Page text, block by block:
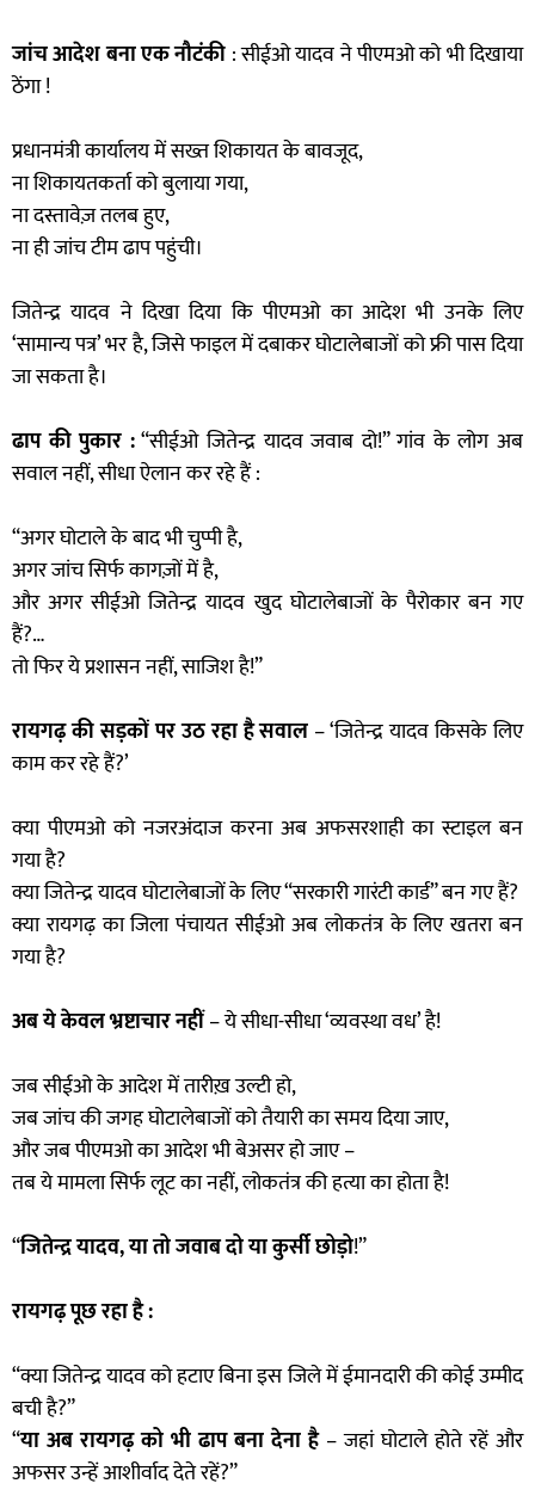
जांच आदेश बना एक नौटंकी : सीईओ यादव ने पीएमओ को भी दिखाया
ठेंगा !
प्रधानमंत्री कार्यालय में सख्त शिकायत के बावजूद,
ना शिकायतकर्ता को बुलाया गया,
ना दस्तावेज़ तलब हुए,
ना ही जांच टीम ढाप पहुंची।
जितेन्द्र यादव ने दिखा दिया कि पीएमओ का आदेश भी उनके लिए
‘सामान्य पत्र’ भर है, जिसे फाइल में दबाकर घोटालेबाजों को फ्री पास दिया
जा सकता है।
ढाप की पुकार :“सीईओ जितेन्द्र यादव जवाब दो!” गांव के लोग अब
सवाल नहीं, सीधा ऐलान कर रहे हैं :
“अगर घोटाले के बाद भी चुप्पी है,
अगर जांच सिर्फ कागज़ों में है,
और अगर सीईओ जितेन्द्र यादव खुद घोटालेबाजों के पैरोकार बन गए
हैं?…
तो फिर ये प्रशासन नहीं, साजिश है!”
रायगढ़ की सड़कों पर उठ रहा है सवाल – ‘जितेन्द्र यादव किसके लिए
काम कर रहे हैं?’
क्या पीएमओ को नजरअंदाज करना अब अफसरशाही का स्टाइल बन
गया है?
क्या जितेन्द्र यादव घोटालेबाजों के लिए “सरकारी गारंटी कार्ड” बन गए हैं?
क्या रायगढ़ का जिला पंचायत सीईओ अब लोकतंत्र के लिए खतरा बन
गया है?
अब ये केवल भ्रष्टाचार नहीं– ये सीधा-सीधा ‘व्यवस्था वध’ है!
जब सीईओ के आदेश में तारीख़ उल्टी हो,
जब जांच की जगह घोटालेबाजों को तैयारी का समय दिया जाए,
और जब पीएमओ का आदेश भी बेअसर हो जाए –
तब ये मामला सिर्फ लूट का नहीं, लोकतंत्र की हत्या का होता है!
“जितेन्द्र यादव, या तो जवाब दो या कुर्सी छोड़ो!”
रायगढ़ पूछ रहा है :
“क्या जितेन्द्र यादव को हटाए बिना इस जिले में ईमानदारी की कोई उम्मीद
बची है?”
“या अब रायगढ़ को भी ढाप बना देना है– जहां घोटाले होते रहें और
अफसर उन्हें आशीर्वाद देते रहें?”